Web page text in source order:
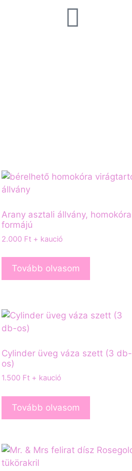
Arany asztali állvány, homokóra
formájú
2.000 Ft + kaució
Tovább olvasom
Cylinder üveg váza szett (3 db-
os)
1.500 Ft + kaució
Tovább olvasom